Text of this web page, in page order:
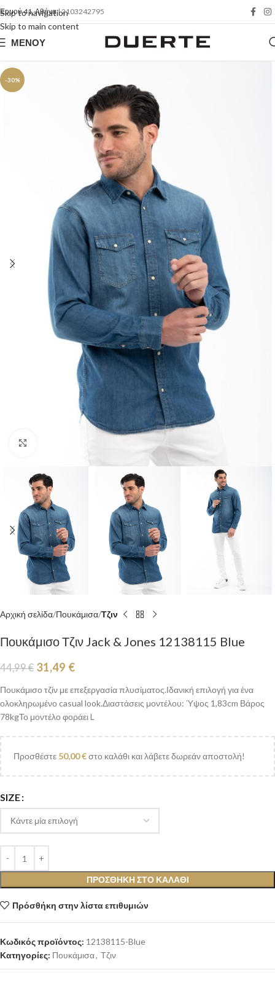
Skip to navigation
Skip to main content
Ερμού 41, Αθήνα| 2103242795
ΜΕΝΟΎ
-30%
Αρχική σελίδα Πουκάμισα Τζιν
Πουκάμισο Τζιν Jack & Jones 12138115 Blue
44,99€ 31,49 €
Πουκάμισο τζίν με επεξεργασία πλυσίματος.Ιδανική επιλογή για ένα
ολοκληρωμένο casual look.Διαστάσεις μοντέλου: Ύψος 1,83cm Βάρος
78kgΤο μοντέλο φοράει L
Προσθέστε 50,00€στο καλάθι και λάβετε δωρεάν αποστολή!
SIZE
ΠΡΟΣΘΉΚΗ ΣΤΟ ΚΑΛΆΘΙ
Πρόσθήκη στην λίστα επιθυμιών
Κωδικός προϊόντος: 12138115-Blue
Κατηγορίες: Πουκάμισα, Τζιν